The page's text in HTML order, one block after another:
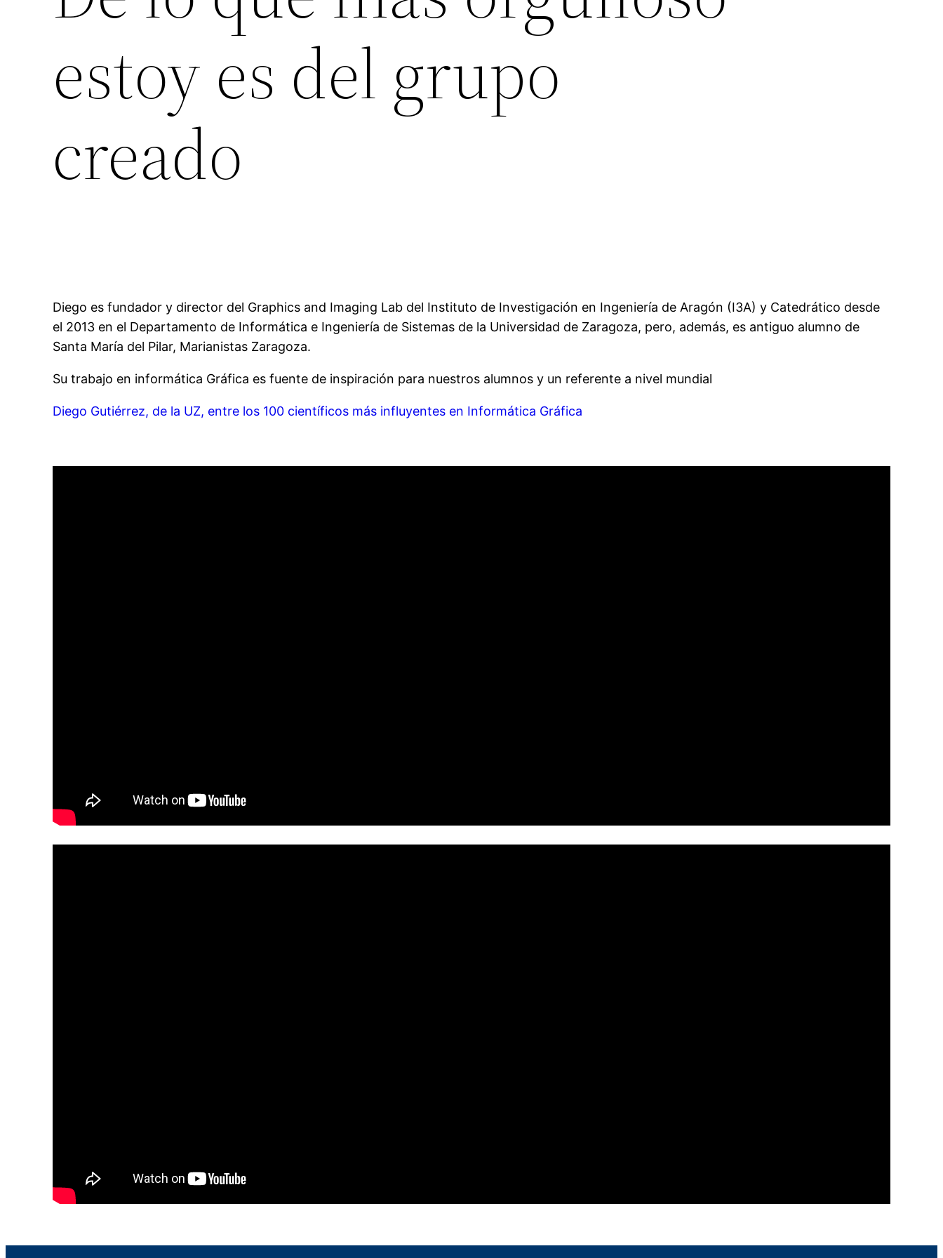
estoy es del grupo
creado
Diego es fundador y director del Graphics and Imaging Lab del Instituto de Investigación en Ingeniería de Aragón (I3A) y Catedrático desde
el 2013 en el Departamento de Informática e Ingeniería de Sistemas de la Universidad de Zaragoza, pero, además, es antiguo alumno de
Santa María del Pilar, Marianistas Zaragoza.
Su trabajo en informática Gráfica es fuente de inspiración para nuestros alumnos y un referente a nivel mundial
Diego Gutiérrez, de la UZ, entre los 100 científicos más influyentes en Informática Gráfica